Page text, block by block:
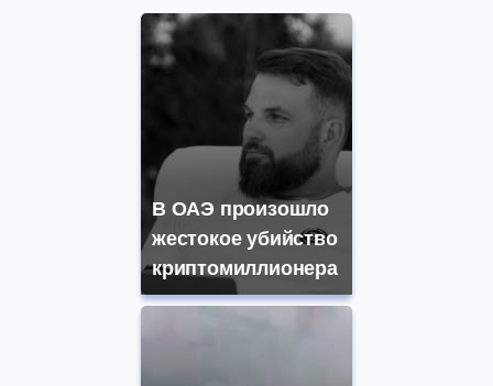
В ОАЭ произошло
жестокое убийство
криптомиллионера